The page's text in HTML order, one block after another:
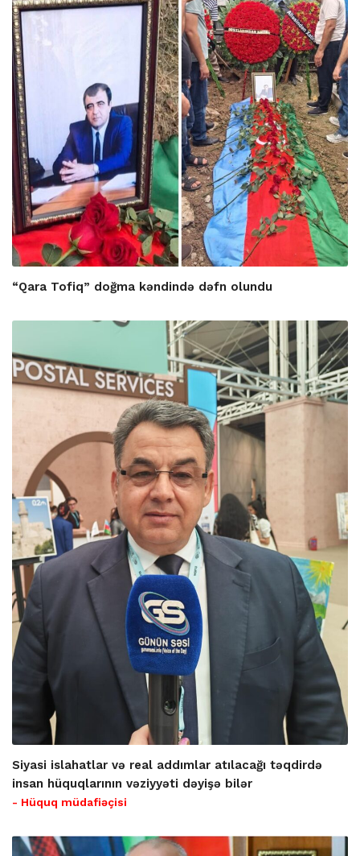
“Qara Tofiq” doğma kəndində dəfn olundu
Siyasi islahatlar və real addımlar atılacağı təqdirdə
insan hüquqlarının vəziyyəti dəyişə bilər
- Hüquq müdafiəçisi